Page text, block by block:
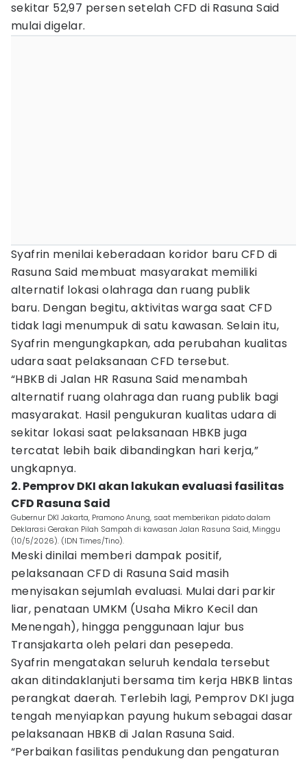
sekitar 52,97 persen setelah CFD di Rasuna Said
mulai digelar.
Syafrin menilai keberadaan koridor baru CFD di
Rasuna Said membuat masyarakat memiliki
alternatif lokasi olahraga dan ruang publik
baru. Dengan begitu, aktivitas warga saat CFD
tidak lagi menumpuk di satu kawasan. Selain itu,
Syafrin mengungkapkan, ada perubahan kualitas
udara saat pelaksanaan CFD tersebut.
“HBKB di Jalan HR Rasuna Said menambah
alternatif ruang olahraga dan ruang publik bagi
masyarakat. Hasil pengukuran kualitas udara di
sekitar lokasi saat pelaksanaan HBKB juga
tercatat lebih baik dibandingkan hari kerja,”
ungkapnya.
2. Pemprov DKI akan lakukan evaluasi fasilitas
CFD Rasuna Said
Gubernur DKI Jakarta, Pramono Anung, saat memberikan pidato dalam
Deklarasi Gerakan Pilah Sampah di kawasan Jalan Rasuna Said, Minggu
(10/5/2026). (IDN Times/Tino).
Meski dinilai memberi dampak positif,
pelaksanaan CFD di Rasuna Said masih
menyisakan sejumlah evaluasi. Mulai dari parkir
liar, penataan UMKM (Usaha Mikro Kecil dan
Menengah), hingga penggunaan lajur bus
Transjakarta oleh pelari dan pesepeda.
Syafrin mengatakan seluruh kendala tersebut
akan ditindaklanjuti bersama tim kerja HBKB lintas
perangkat daerah. Terlebih lagi, Pemprov DKI juga
tengah menyiapkan payung hukum sebagai dasar
pelaksanaan HBKB di Jalan Rasuna Said.
“Perbaikan fasilitas pendukung dan pengaturan